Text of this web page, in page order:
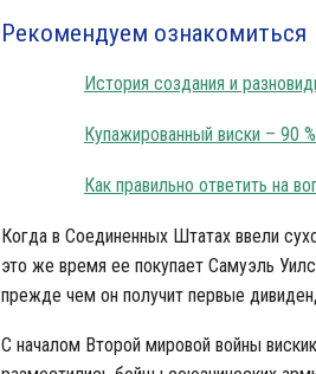
Рекомендуем ознакомиться
История создания и
Купажированный виски – 90
Как правильно ответить на
Когда в Соединенных Штатах ввели
это же время ее покупает Самуэль
прежде чем он получит первые
С началом Второй мировой войны